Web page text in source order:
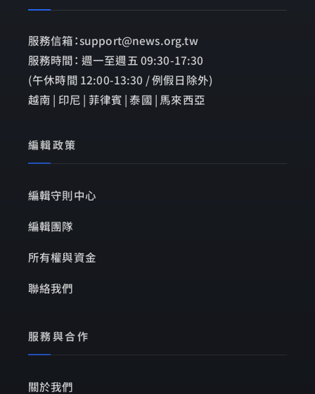
服務信箱：support@news.org.tw
服務時間： 週一至週五 09:30-17:30
(午休時間 12:00-13:30 / 例假日除外)
越南 | 印尼 | 菲律賓 | 泰國 | 馬來西亞
編輯政策
編輯守則中心
編輯團隊
所有權與資金
聯絡我們
服務與合作
關於我們